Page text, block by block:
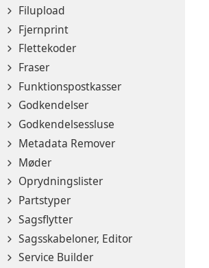
Filupload
Fjernprint
Flettekoder
Fraser
Funktionspostkasser
Godkendelser
Godkendelsessluse
Metadata Remover
Møder
Oprydningslister
Partstyper
Sagsflytter
Sagsskabeloner, Editor
Service Builder